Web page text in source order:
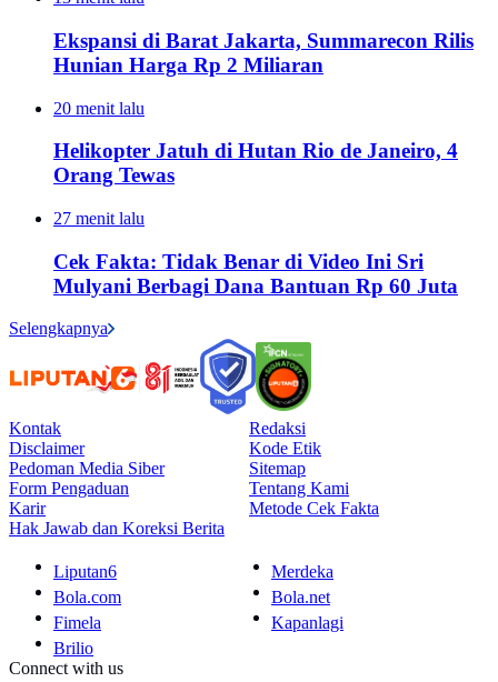
Ekspansi di Barat Jakarta, Summarecon Rilis
Hunian Harga Rp 2 Miliaran
20 menit lalu
Helikopter Jatuh di Hutan Rio de Janeiro, 4
Orang Tewas
27 menit lalu
Cek Fakta: Tidak Benar di Video Ini Sri
Mulyani Berbagi Dana Bantuan Rp 60 Juta
Selengkapnya
Kontak
Redaksi
Disclaimer
Kode Etik
Pedoman Media Siber
Sitemap
Form Pengaduan
Tentang Kami
Karir
Metode Cek Fakta
Hak Jawab dan Koreksi Berita
Liputan6
Merdeka
Bola.com
Bola.net
Fimela
Kapanlagi
Brilio
Connect with us